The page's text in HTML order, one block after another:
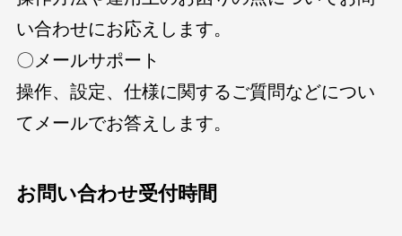
い合わせにお応えします。
〇メールサポート
操作、設定、仕様に関するご質問などについ
てメールでお答えします。
お問い合わせ受付時間